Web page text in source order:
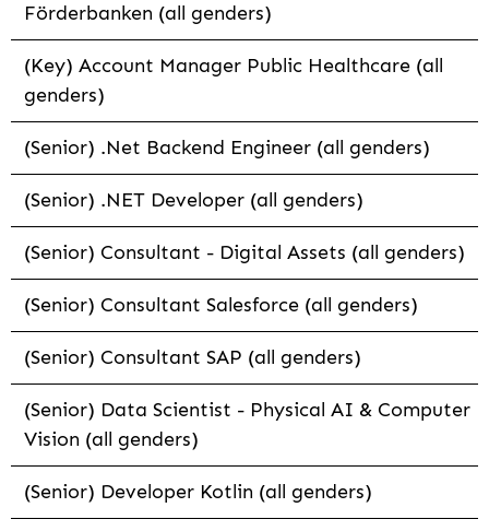
Förderbanken (all genders)
(Key) Account Manager Public Healthcare (all
genders)
(Senior) .Net Backend Engineer (all genders)
(Senior) .NET Developer (all genders)
(Senior) Consultant - Digital Assets (all genders)
(Senior) Consultant Salesforce (all genders)
(Senior) Consultant SAP (all genders)
(Senior) Data Scientist - Physical AI & Computer
Vision (all genders)
(Senior) Developer Kotlin (all genders)